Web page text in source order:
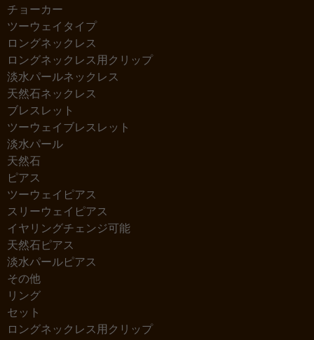
チョーカー
ツーウェイタイプ
ロングネックレス
ロングネックレス用クリップ
淡水パールネックレス
天然石ネックレス
ブレスレット
ツーウェイブレスレット
淡水パール
天然石
ピアス
ツーウェイピアス
スリーウェイピアス
イヤリングチェンジ可能
天然石ピアス
淡水パールピアス
その他
リング
セット
ロングネックレス用クリップ